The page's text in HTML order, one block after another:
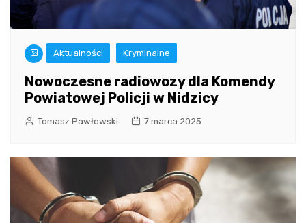
Aktualności Kryminalne
Nowoczesne radiowozy dla Komendy
Powiatowej Policji w Nidzicy
Tomasz Pawłowski 7 marca 2025